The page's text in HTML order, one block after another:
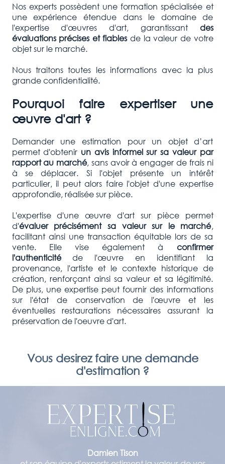
Nos experts possèdent une formation spécialisée et
une expérience étendue dans le domaine de
l'expertise d'œuvres d'art, garantissant des
évaluations précises et fiables de la valeur de votre
objet sur le marché.
Nous traitons toutes les informations avec la plus
grande confidentialité.
Pourquoi faire expertiser une
œuvre d'art ?
Demander une estimation pour un objet d’art
permet d'obtenir un avis informel sur sa valeur par
rapport au marché, sans avoir à engager de frais ni
à se déplacer. Si l'objet présente un intérêt
particulier, il peut alors faire l'objet d'une expertise
approfondie, réalisée sur pièce.
L'expertise d'une œuvre d'art sur pièce permet
d'évaluer précisément sa valeur sur le marché,
facilitant ainsi une transaction équitable lors de sa
vente. Elle vise également à confirmer
l'authenticitéde l'œuvre en identifiant la
provenance, l'artiste et le contexte historique de
création, renforçant ainsi sa valeur et sa légitimité.
De plus, une expertise peut fournir des informations
sur l'état de conservation de l'œuvre et les
éventuelles restaurations nécessaires assurant la
préservation de l'oeuvre d'art.
Vous desirez faire une demande
d'estimation ?
Damien Tison